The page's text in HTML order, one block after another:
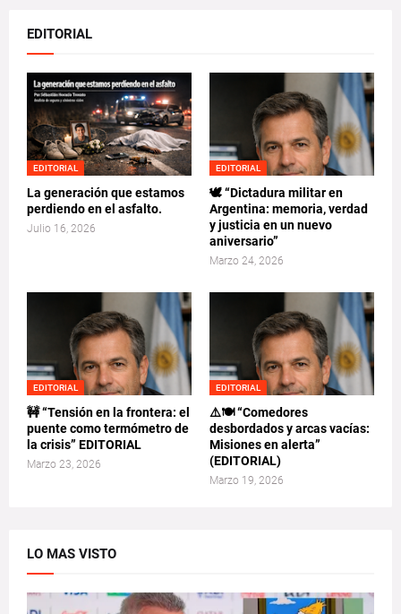
EDITORIAL
EDITORIAL
La generación que estamos
perdiendo en el asfalto.
Julio 16, 2026
EDITORIAL
🕊️ “Dictadura militar en
Argentina: memoria, verdad
y justicia en un nuevo
aniversario”
Marzo 24, 2026
EDITORIAL
🚧 “Tensión en la frontera: el
puente como termómetro de
la crisis” EDITORIAL
Marzo 23, 2026
EDITORIAL
⚠️🍽️ “Comedores
desbordados y arcas vacías:
Misiones en alerta”
(EDITORIAL)
Marzo 19, 2026
LO MAS VISTO